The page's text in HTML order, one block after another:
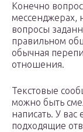
Конечно
мессенджерах,
вопросы
правильном
обычная
отношения.
Текстовые
можно быть
написать. У
подходящие